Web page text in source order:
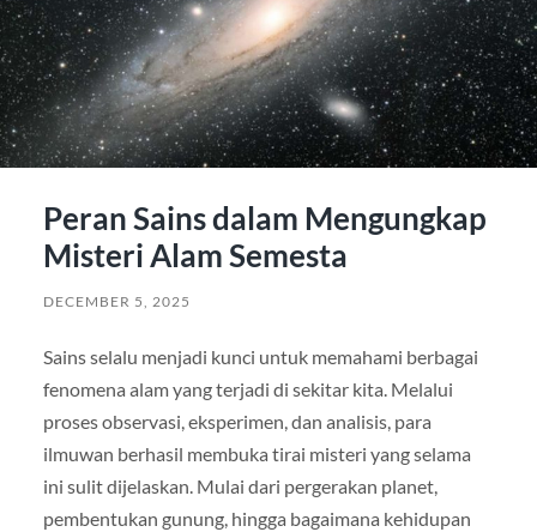
Peran Sains dalam Mengungkap
Misteri Alam Semesta
DECEMBER 5, 2025
Sains selalu menjadi kunci untuk memahami berbagai
fenomena alam yang terjadi di sekitar kita. Melalui
proses observasi, eksperimen, dan analisis, para
ilmuwan berhasil membuka tirai misteri yang selama
ini sulit dijelaskan. Mulai dari pergerakan planet,
pembentukan gunung, hingga bagaimana kehidupan